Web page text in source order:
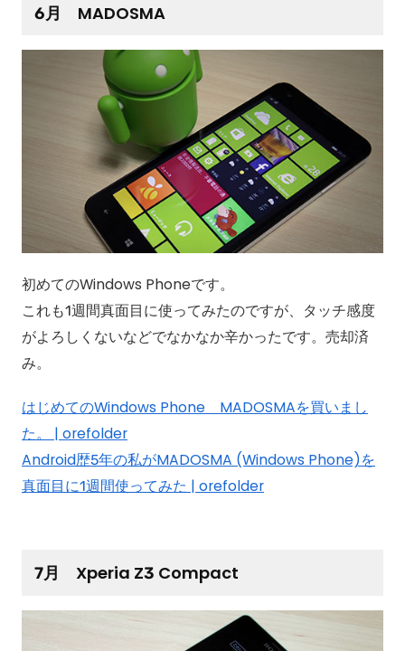
6月 MADOSMA
初めてのWindows Phoneです。
これも1週間真面目に使ってみたのですが、タッチ感度
がよろしくないなどでなかなか辛かったです。売却済
み。
はじめてのWindows Phone MADOSMAを買いまし
た。 | orefolder
Android歴5年の私がMADOSMA (Windows Phone)を
真面目に1週間使ってみた | orefolder
7月 Xperia Z3 Compact